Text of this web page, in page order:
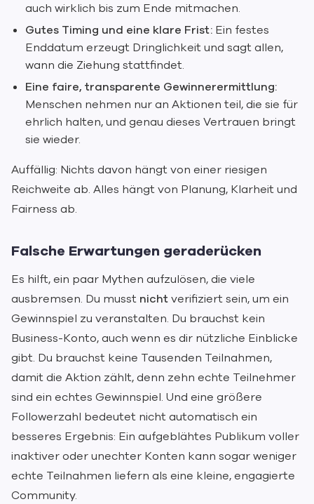
auch wirklich bis zum Ende mitmachen.
Gutes Timing und eine klare Frist: Ein festes
Enddatum erzeugt Dringlichkeit und sagt allen,
wann die Ziehung stattfindet.
Eine faire, transparente Gewinnerermittlung:
Menschen nehmen nur an Aktionen teil, die sie für
ehrlich halten, und genau dieses Vertrauen bringt
sie wieder.
Auffällig: Nichts davon hängt von einer riesigen
Reichweite ab. Alles hängt von Planung, Klarheit und
Fairness ab.
Falsche Erwartungen geraderücken
Es hilft, ein paar Mythen aufzulösen, die viele
ausbremsen. Du musst nichtverifiziert sein, um ein
Gewinnspiel zu veranstalten. Du brauchst kein
Business-Konto, auch wenn es dir nützliche Einblicke
gibt. Du brauchst keine Tausenden Teilnahmen,
damit die Aktion zählt, denn zehn echte Teilnehmer
sind ein echtes Gewinnspiel. Und eine größere
Followerzahl bedeutet nicht automatisch ein
besseres Ergebnis: Ein aufgeblähtes Publikum voller
inaktiver oder unechter Konten kann sogar weniger
echte Teilnahmen liefern als eine kleine, engagierte
Community.